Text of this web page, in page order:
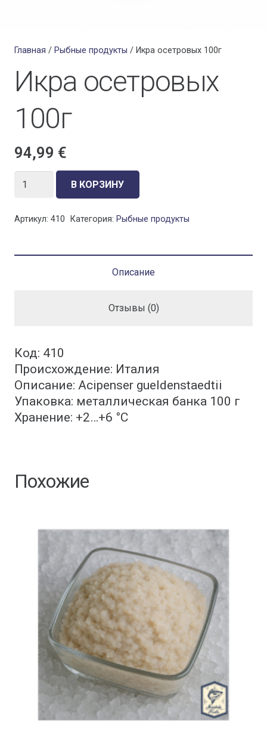
Главная / Рыбные продукты / Икра осетровых 100г
Икра осетровых
100г
94,99 €
В КОРЗИНУ
Артикул: 410 Категория: Рыбные продукты
Описание
Отзывы (0)
Код: 410
Происхождение: Италия
Описание: Acipenser gueldenstaedtii
Упаковка: металлическая банка 100 г
Хранение: +2…+6 °С
Похожие